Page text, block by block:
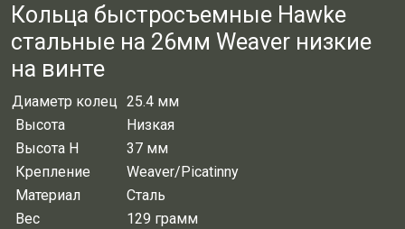
Кольца быстросъемные Hawke
стальные на 26мм Weaver низкие
на винте
Диаметр колец 25.4 мм
Высота
Низкая
Высота H
37 мм
Крепление
Weaver/Picatinny
Материал
Сталь
Вес
129 грамм